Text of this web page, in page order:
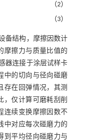
（2）
（3）
备结构，摩擦因数计
摩擦力与质量比值的
器连接于涂层试样卡
中的切向与径向碰磨
存在回弹情况，其测
，仅计算可磨耗刮削
连续变换摩擦因数不
中对应每次碰磨力的
到平均径向碰磨力与